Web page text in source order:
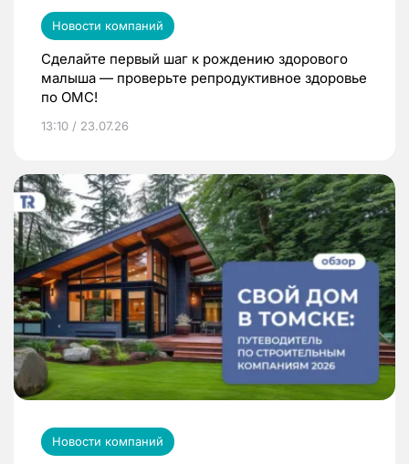
Новости компаний
Сделайте первый шаг к рождению здорового
малыша — проверьте репродуктивное здоровье
по ОМС!
13:10 / 23.07.26
Новости компаний